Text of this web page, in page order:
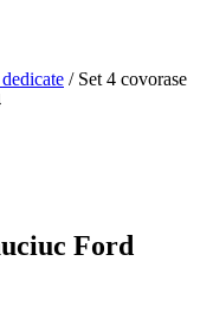
/ Set 4 covorase
Ford